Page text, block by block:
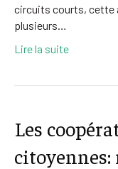
circuits courts, cette
plusieurs…
Lire la suite
Les
citoyennes: